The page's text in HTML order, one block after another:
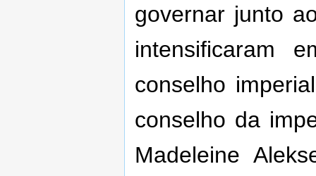
governar junto
intensificaram
conselho
conselho da
Madeleine